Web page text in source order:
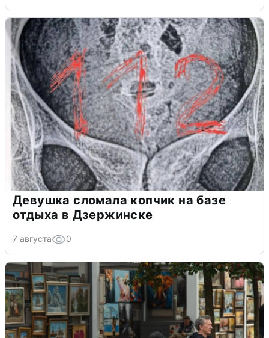
Девушка сломала копчик на базе
отдыха в Дзержинске
7 августа 0